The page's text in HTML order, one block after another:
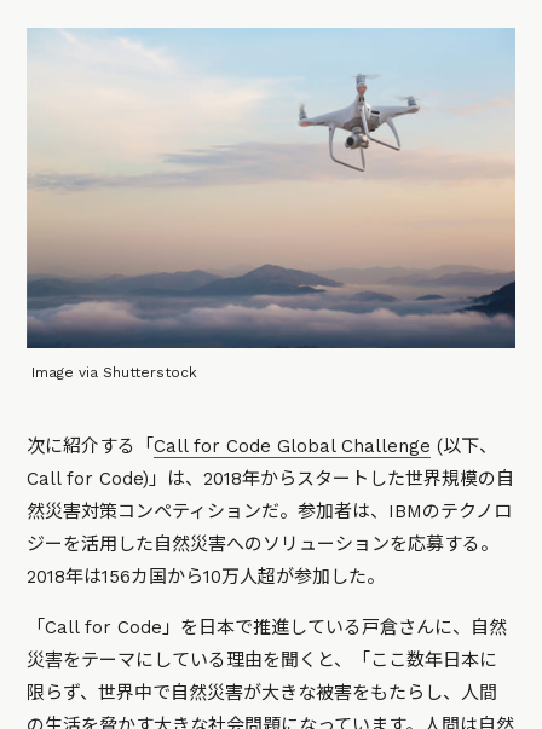
Image via Shutterstock
次に紹介する「Call for Code Global Challenge (以下、
Call for Code)」は、2018年からスタートした世界規模の自
然災害対策コンペティションだ。参加者は、IBMのテクノロ
ジーを活用した自然災害へのソリューションを応募する。
2018年は156カ国から10万人超が参加した。
「Call for Code」を日本で推進している戸倉さんに、自然
災害をテーマにしている理由を聞くと、「ここ数年日本に
限らず、世界中で自然災害が大きな被害をもたらし、人間